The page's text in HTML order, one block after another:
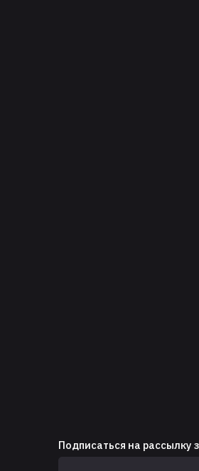
Подписаться на рассылку